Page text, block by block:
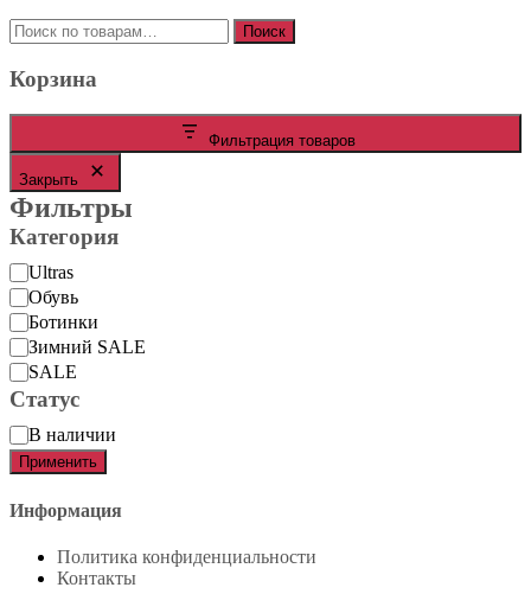
15500 ₽
Искать: Поиск
Корзина
Фильтрация товаров
Закрыть
Фильтры
Категория
Категория
Ultras
Обувь
Ботинки
Зимний SALE
SALE
Статус
Статус
В наличии
Применить
Информация
Политика конфиденциальности
Контакты